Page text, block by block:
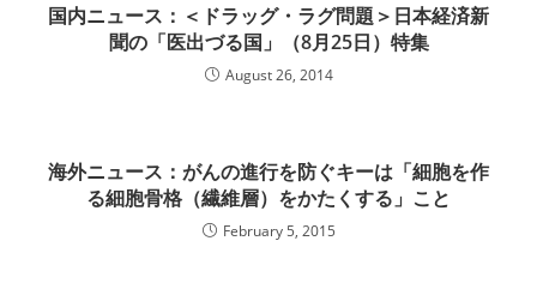
国内ニュース：＜ドラッグ・ラグ問題＞日本経済新
聞の「医出づる国」（8月25日）特集
August 26, 2014
海外ニュース：がんの進行を防ぐキーは「細胞を作
る細胞骨格（繊維層）をかたくする」こと
February 5, 2015